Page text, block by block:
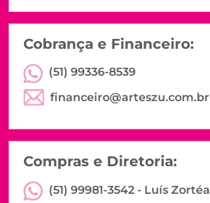
Cobrança e Financeiro:
(51) 99336-8539
financeiro@arteszu.com.br
Compras e Diretoria:
(51) 99981-3542 - Luís Zortéa